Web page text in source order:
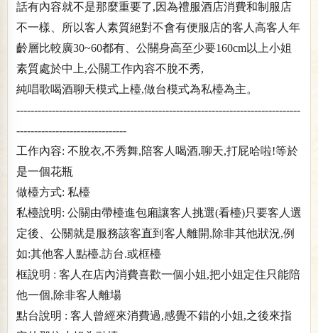
話有內容就不是那麼重要了,因為禮服酒店消費和制服店
不一樣、所以客人素質絕對不會有便服店的客人高客人年
齡層比較廣30~60都有、公關身高至少要160cm以上小姐
素質處於中上,公關工作內容不脫不秀,
純唱歌喝酒聊天模式上檯,做台模式為私檯為主。
--------------------------------------------------------------------------------
-------------------------------
工作內容: 不脫衣,不秀舞,陪客人喝酒,聊天,打屁哈啦!等於
是一個花瓶
做檯方式: 私檯
私檯說明: 公關由帶檯進包廂讓客人挑選(看檯)只要客人選
定後、公關就是服務該客直到客人離開,除非其他狀況,例
如:其他客人點檯.訪台.或框檯
框說明 : 客人在店內消費喜歡一個小姐,把小姐定住只能陪
他一個,除非客人離場
點台說明 : 客人曾經來消費過,感覺不錯的小姐,之後來指